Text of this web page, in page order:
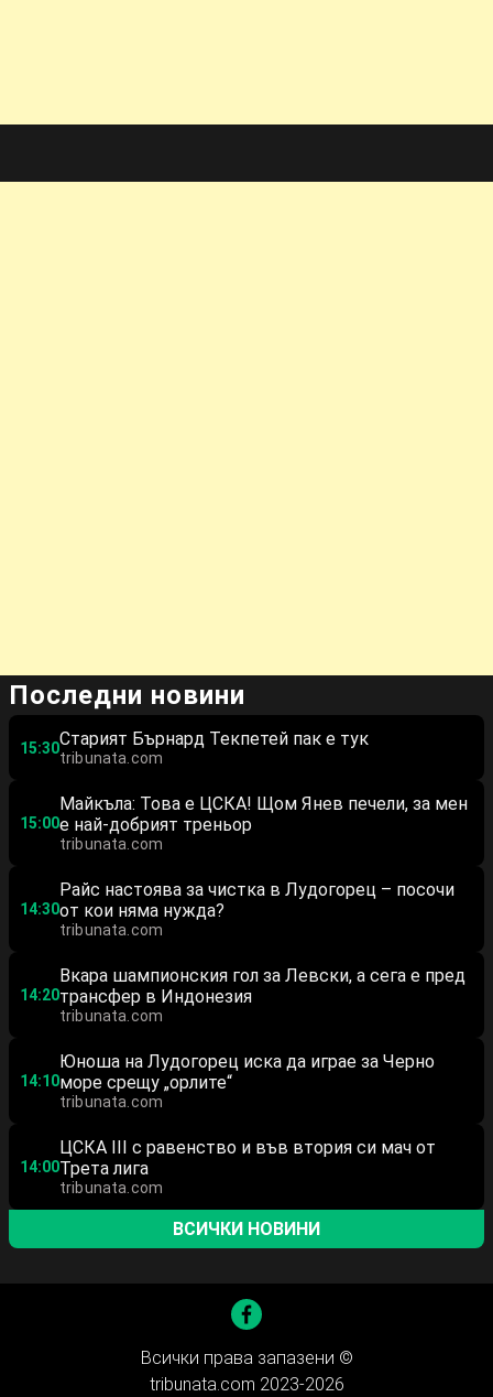
Последни новини
15:30Старият Бърнард Текпетей пак е тук
tribunata.com
15:00
Майкъла: Това е ЦСКА! Щом Янев печели, за мен
е най-добрият треньор
tribunata.com
14:30
Райс настоява за чистка в Лудогорец – посочи
от кои няма нужда?
tribunata.com
14:20
Вкара шампионския гол за Левски, а сега е пред
трансфер в Индонезия
tribunata.com
14:10
Юноша на Лудогорец иска да играе за Черно
море срещу „орлите“
tribunata.com
14:00
ЦСКА III с равенство и във втория си мач от
Трета лига
tribunata.com
ВСИЧКИ НОВИНИ
Всички права запазени ©
tribunata.com 2023-2026